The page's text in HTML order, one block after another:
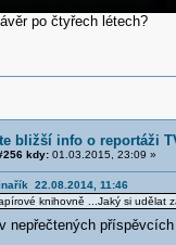
po čtyřech létech?
bližší info o reportáži
kdy:01.03.2015, 23:09 »
22.08.2014, 11:46
knihovně ...Jaký si udělat
v nepřečtených